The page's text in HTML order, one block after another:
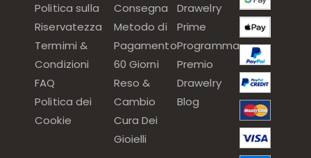
Politica sulla
Riservatezza
Termimi &
Condizioni
FAQ
Politica dei
Cookie
Consegna
Metodo di
Pagamento
60 Giorni
Reso &
Cambio
Cura Dei
Gioielli
Drawelry
Prime
Programma
Premio
Drawelry
Blog